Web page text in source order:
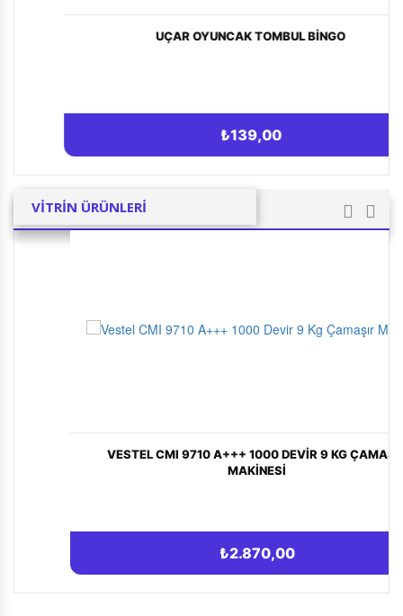
UÇAR OYUNCAK TOMBUL BINGO
₺139,00
VITRIN ÜRÜNLERI
VESTEL CMI 9710 A+++ 1000 DEVIR 9 KG ÇAMAŞIR
MAKINESI
₺2.870,00